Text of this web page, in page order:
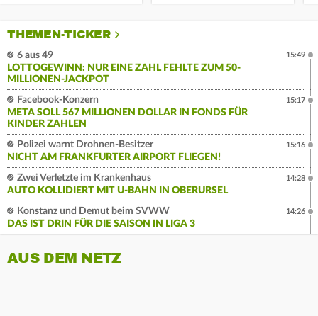
THEMEN-TICKER
6 aus 49
LOTTOGEWINN: NUR EINE ZAHL FEHLTE ZUM 50-
MILLIONEN-JACKPOT
15:49
Facebook-Konzern
META SOLL 567 MILLIONEN DOLLAR IN FONDS FÜR
KINDER ZAHLEN
15:17
Polizei warnt Drohnen-Besitzer
NICHT AM FRANKFURTER AIRPORT FLIEGEN!
15:16
Zwei Verletzte im Krankenhaus
AUTO KOLLIDIERT MIT U-BAHN IN OBERURSEL
14:28
Konstanz und Demut beim SVWW
DAS IST DRIN FÜR DIE SAISON IN LIGA 3
14:26
AUS DEM NETZ